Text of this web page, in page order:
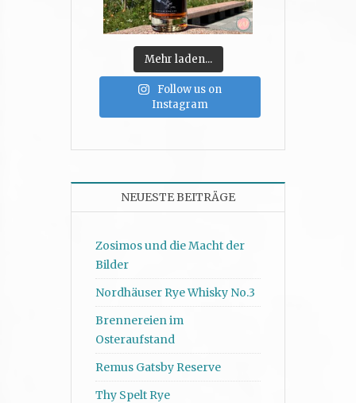
Mehr laden...
Follow us on
Instagram
NEUESTE BEITRÄGE
Zosimos und die Macht der
Bilder
Nordhäuser Rye Whisky No.3
Brennereien im
Osteraufstand
Remus Gatsby Reserve
Thy Spelt Rye